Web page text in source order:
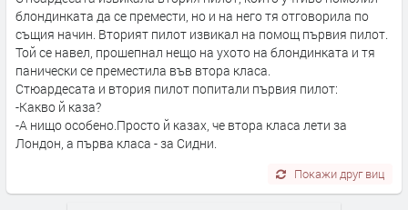
блондинката да се премести, но и на него тя отговорила по
същия начин. Вторият пилот извикал на помощ първия пилот.
Той се навел, прошепнал нещо на ухото на блондинката и тя
панически се преместила във втора класа.
Стюардесата и втория пилот попитали първия пилот:
-Какво й каза?
-А нищо особено.Просто й казах, че втора класа лети за
Лондон, а първа класа - за Сидни.
Покажи друг виц